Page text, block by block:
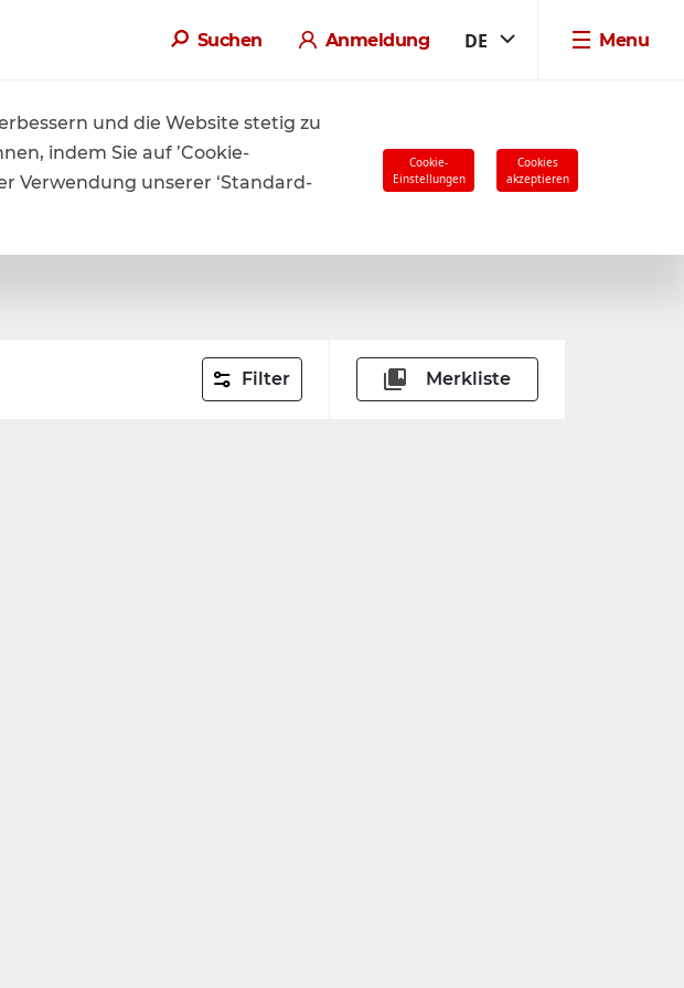
Suchen Anmeldung DE Menu
Filter Merkliste
und die Website stetig zu
indem Sie auf ’Cookie-
Verwendung unserer ‘Standard-
Cookie-
Einstellungen
Cookies
akzeptieren